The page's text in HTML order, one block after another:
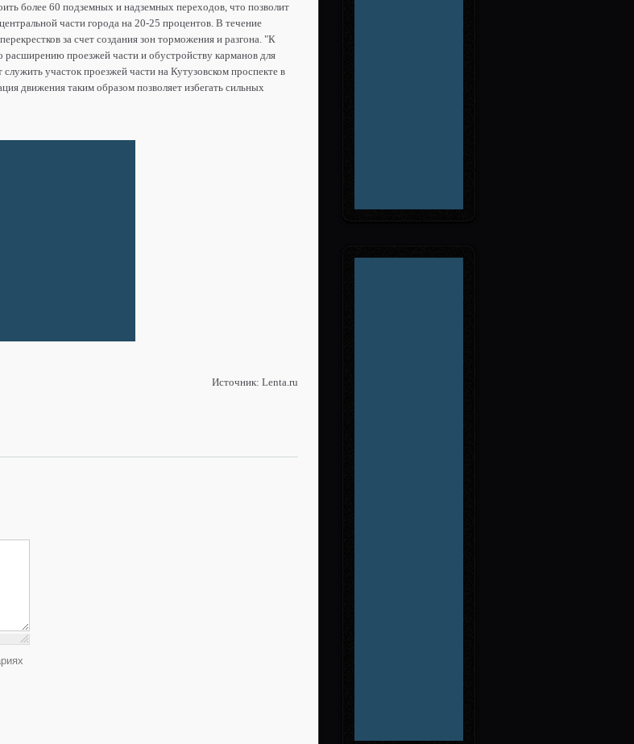
более 60 подземных и надземных переходов, что позволит
части города на 20-25 процентов. В течение
за счет создания зон торможения и разгона. "К
проезжей части и обустройству карманов для
участок проезжей части на Кутузовском проспекте в
движения таким образом позволяет избегать сильных
Источник: Lenta.ru